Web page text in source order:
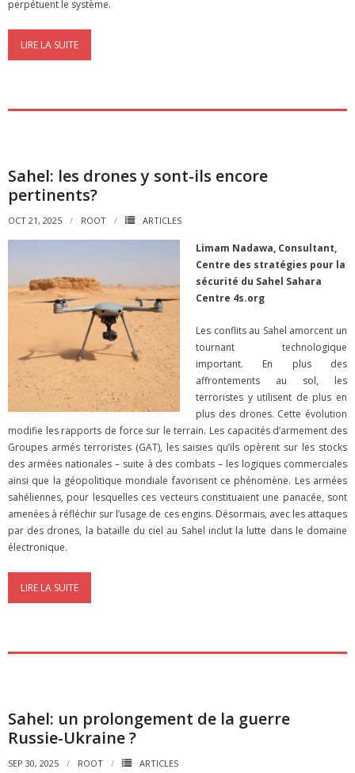
perpétuent le système.
LIRE LA SUITE
Sahel: les drones y sont-ils encore
pertinents?
OCT 21, 2025 ROOT ARTICLES
Limam Nadawa, Consultant,
Centre des stratégies pour la
sécurité du Sahel Sahara
Centre 4s.org
Les conflits au Sahel amorcent un
tournant technologique
important. En plus des
affrontements au sol, les
terroristes y utilisent de plus en
plus des drones. Cette évolution
modifie les rapports de force sur le terrain. Les capacités d’armement des
Groupes armés terroristes (GAT), les saisies qu’ils opèrent sur les stocks
des armées nationales – suite à des combats – les logiques commerciales
ainsi que la géopolitique mondiale favorisent ce phénomène. Les armées
sahéliennes, pour lesquelles ces vecteurs constituaient une panacée, sont
amenées à réfléchir sur l’usage de ces engins. Désormais, avec les attaques
par des drones, la bataille du ciel au Sahel inclut la lutte dans le domaine
électronique.
LIRE LA SUITE
Sahel: un prolongement de la guerre
Russie-Ukraine ?
SEP 30, 2025 ROOT ARTICLES